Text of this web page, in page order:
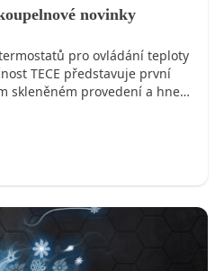
novinky
pro ovládání teploty
TECE představuje první
skleněném provedení a hned